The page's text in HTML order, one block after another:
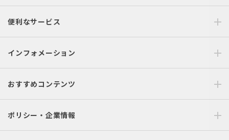
便利なサービス
インフォメーション
おすすめコンテンツ
ポリシー・企業情報